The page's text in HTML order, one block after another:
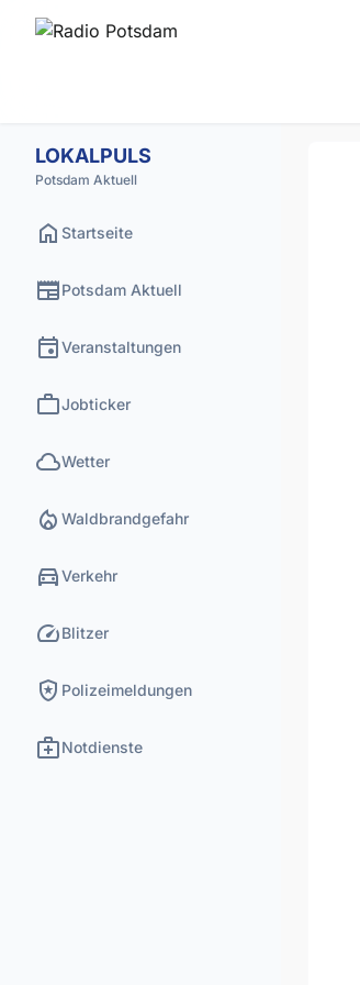
LOKALPULS
Potsdam Aktuell
home Startseite
newspaperPotsdam Aktuell
eventVeranstaltungen
workJobticker
cloudWetter
local_fire_department Waldbrandgefahr
directions_carVerkehr
speedBlitzer
local_police Polizeimeldungen
medical_servicesNotdienste